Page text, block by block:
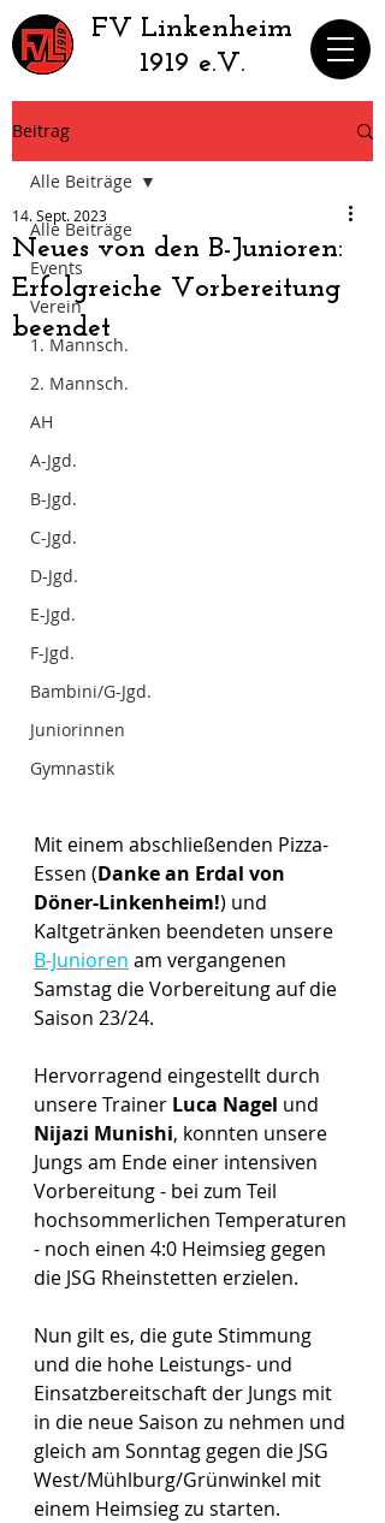
​FV Linkenheim
1919 e.V.
Beitrag
Alle Beiträge
Events
Verein
1. Mannsch.
2. Mannsch.
AH
A-Jgd.
B-Jgd.
C-Jgd.
D-Jgd.
E-Jgd.
F-Jgd.
Bambini/G-Jgd.
Juniorinnen
Gymnastik
Alle Beiträge
Neues von den B-Junioren:
Erfolgreiche Vorbereitung
beendet
14. Sept. 2023
Mit einem abschließenden Pizza-
Essen (Danke an Erdal von
Döner-Linkenheim!) und
Kaltgetränken beendeten unsere
B-Junioren am vergangenen
Samstag die Vorbereitung auf die
Saison 23/24.
Hervorragend eingestellt durch
unsere Trainer Luca Nagel und
Nijazi Munishi, konnten unsere
Jungs am Ende einer intensiven
Vorbereitung - bei zum Teil
hochsommerlichen Temperaturen
- noch einen 4:0 Heimsieg gegen
die JSG Rheinstetten erzielen.
Nun gilt es, die gute Stimmung
und die hohe Leistungs- und
Einsatzbereitschaft der Jungs mit
in die neue Saison zu nehmen und
gleich am Sonntag gegen die JSG
West/Mühlburg/Grünwinkel mit
einem Heimsieg zu starten.